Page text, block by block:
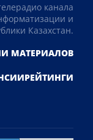
канала
и
Казахстан.
МАТЕРИАЛОВ
РЕЙТИНГИ